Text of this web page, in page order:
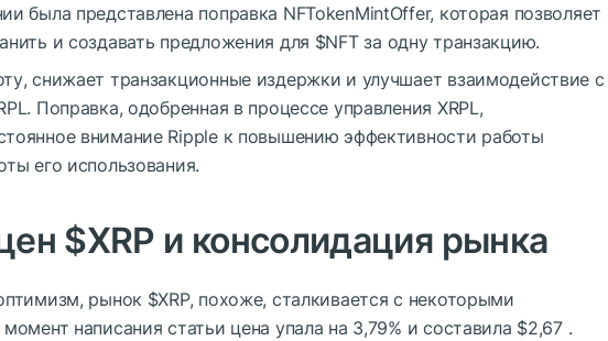
была представлена поправка NFTokenMintOffer, которая позволяет
и создавать предложения для $NFTза одну транзакцию.
снижает транзакционные издержки и улучшает взаимодействие с
Поправка, одобренная в процессе управления XRPL,
внимание Ripple к повышению эффективности работы
его использования.
$XRP и консолидация рынка
рынок $XRP, похоже, сталкивается с некоторыми
написания статьи цена упала на 3,79% и составила $2,67 .